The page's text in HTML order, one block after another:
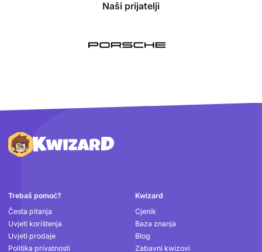
Naši prijatelji
Podnožje
Trebaš pomoć?
Česta pitanja
Uvjeti korištenja
Uvjeti prodaje
Politika privatnosti
Kwizard
Cjenik
Baza znanja
Blog
Zabavni kwizovi